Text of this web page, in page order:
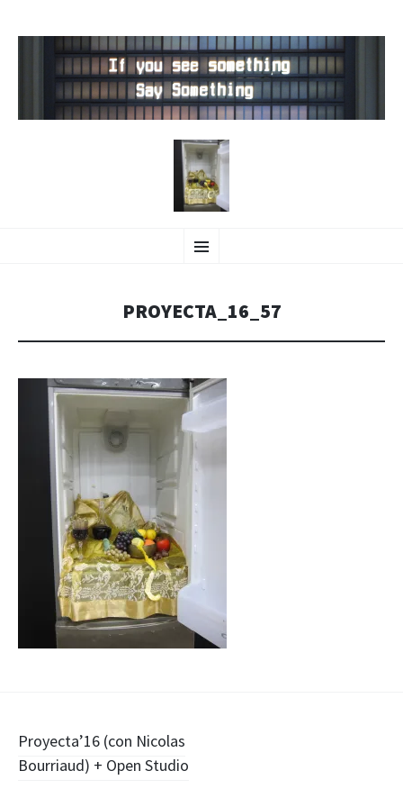
NOTODOVASERSOLIPLAYA
Menú
AL
PROYECTA_16_57
Navegación
de
Proyecta’16 (con Nicolas
Bourriaud) + Open Studio